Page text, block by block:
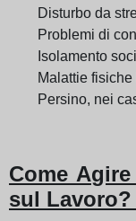
Disturbo da
Problemi di
Isolamento
Malattie
Persino, nei
Come
sul